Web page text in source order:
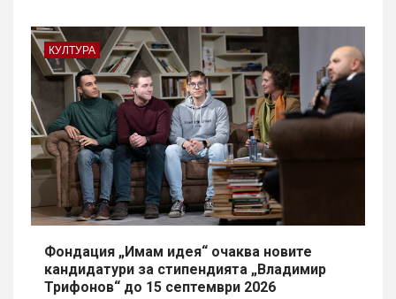
КУЛТУРА
Фондация „Имам идея“ очаква новите
кандидатури за стипендията „Владимир
Трифонов“ до 15 септември 2026